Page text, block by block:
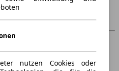
nutzen Cookies oder